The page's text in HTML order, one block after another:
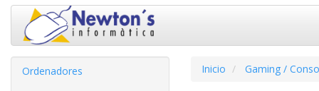
Ordenadores Inicio Gaming /